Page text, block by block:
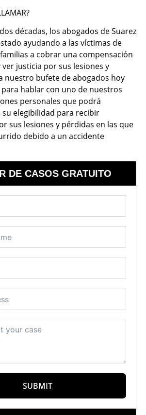
décadas, los abogados de Suarez
ayudando a las víctimas de
a cobrar una compensación
justicia por sus lesiones y
nuestro bufete de abogados hoy
para hablar con uno de nuestros
personales que podrá
elegibilidad para recibir
sus lesiones y pérdidas en las que
debido a un accidente
DE CASOS GRATUITO
SUBMIT